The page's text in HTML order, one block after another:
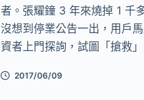
者。張耀鐘 3 年來燒掉 1 千
沒想到停業公告一出，用戶
資者上門探詢，試圖「搶救」
2017/06/09